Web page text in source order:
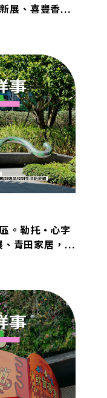
展、喜豐香
。勒托・心字
、青田家居，從